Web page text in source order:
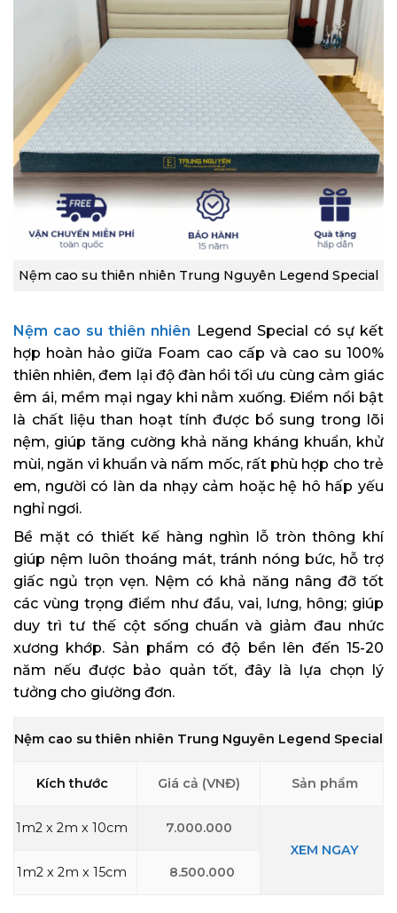
Nệm cao su thiên nhiên Trung Nguyên Legend Special
Nệm cao su thiên nhiên Legend Special có sự kết
hợp hoàn hảo giữa Foam cao cấp và cao su 100%
thiên nhiên, đem lại độ đàn hồi tối ưu cùng cảm giác
êm ái, mềm mại ngay khi nằm xuống. Điểm nổi bật
là chất liệu than hoạt tính được bổ sung trong lõi
nệm, giúp tăng cường khả năng kháng khuẩn, khử
mùi, ngăn vi khuẩn và nấm mốc, rất phù hợp cho trẻ
em, người có làn da nhạy cảm hoặc hệ hô hấp yếu
nghỉ ngơi.
Bề mặt có thiết kế hàng nghìn lỗ tròn thông khí
giúp nệm luôn thoáng mát, tránh nóng bức, hỗ trợ
giấc ngủ trọn vẹn. Nệm có khả năng nâng đỡ tốt
các vùng trọng điểm như đầu, vai, lưng, hông; giúp
duy trì tư thế cột sống chuẩn và giảm đau nhức
xương khớp. Sản phẩm có độ bền lên đến 15-20
năm nếu được bảo quản tốt, đây là lựa chọn lý
tưởng cho giường đơn.
Nệm cao su thiên nhiên Trung Nguyên Legend Special
Kích thước Giá cả (VNĐ) Sản phẩm
1m2 x 2m x 10cm
7.000.000
XEM NGAY
1m2 x 2m x 15cm
8.500.000